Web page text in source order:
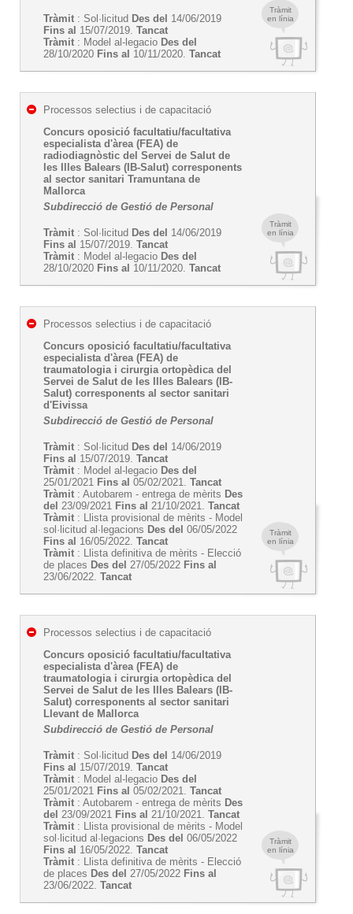
Tràmit
en línia
Tràmit : Sol·licitud Des del 14/06/2019
Fins al 15/07/2019. Tancat
Tràmit : Model al-legacio Des del
28/10/2020 Fins al 10/11/2020. Tancat
Tràmit
en línia
Processos selectius i de capacitació
Concurs oposició facultatiu/facultativa
especialista d'àrea (FEA) de
radiodiagnòstic del Servei de Salut de
les Illes Balears (IB-Salut) corresponents
al sector sanitari Tramuntana de
Mallorca
Subdirecció de Gestió de Personal
Tràmit : Sol·licitud Des del 14/06/2019
Fins al 15/07/2019. Tancat
Tràmit : Model al-legacio Des del
28/10/2020 Fins al 10/11/2020. Tancat
Tràmit
en línia
Processos selectius i de capacitació
Concurs oposició facultatiu/facultativa
especialista d'àrea (FEA) de
traumatologia i cirurgia ortopèdica del
Servei de Salut de les Illes Balears (IB-
Salut) corresponents al sector sanitari
d'Eivissa
Subdirecció de Gestió de Personal
Tràmit : Sol·licitud Des del 14/06/2019
Fins al 15/07/2019. Tancat
Tràmit : Model al-legacio Des del
25/01/2021 Fins al 05/02/2021. Tancat
Tràmit : Autobarem - entrega de mèrits Des
del 23/09/2021 Fins al 21/10/2021. Tancat
Tràmit : Llista provisional de mèrits - Model
sol·licitud al·legacions Des del 06/05/2022
Fins al 16/05/2022. Tancat
Tràmit : Llista definitiva de mèrits - Elecció
de places Des del 27/05/2022 Fins al
23/06/2022. Tancat
Tràmit
en línia
Processos selectius i de capacitació
Concurs oposició facultatiu/facultativa
especialista d'àrea (FEA) de
traumatologia i cirurgia ortopèdica del
Servei de Salut de les Illes Balears (IB-
Salut) corresponents al sector sanitari
Llevant de Mallorca
Subdirecció de Gestió de Personal
Tràmit : Sol·licitud Des del 14/06/2019
Fins al 15/07/2019. Tancat
Tràmit : Model al-legacio Des del
25/01/2021 Fins al 05/02/2021. Tancat
Tràmit : Autobarem - entrega de mèrits Des
del 23/09/2021 Fins al 21/10/2021. Tancat
Tràmit : Llista provisional de mèrits - Model
sol·licitud al·legacions Des del 06/05/2022
Fins al 16/05/2022. Tancat
Tràmit : Llista definitiva de mèrits - Elecció
de places Des del 27/05/2022 Fins al
23/06/2022. Tancat